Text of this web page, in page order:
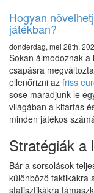
Hogyan
játékban?
donderdag, mei 28th,
Sokan álmodoznak
csapásra
ellenőrizni az friss
sose maradjunk le
világában a kitartás
minden játékos
Stratégiák a
Bár a sorsolások
különböző taktikákra
statisztikákra